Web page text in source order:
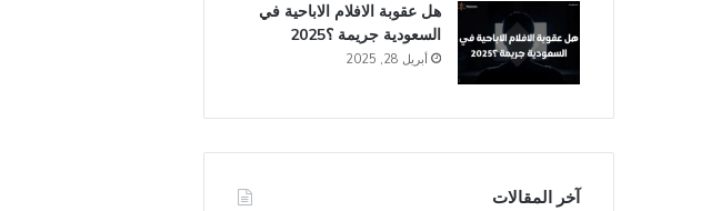
هل عقوبة الافلام الاباحية في
السعودية​ جريمة ؟2025
أبريل 28, 2025
آخر المقالات